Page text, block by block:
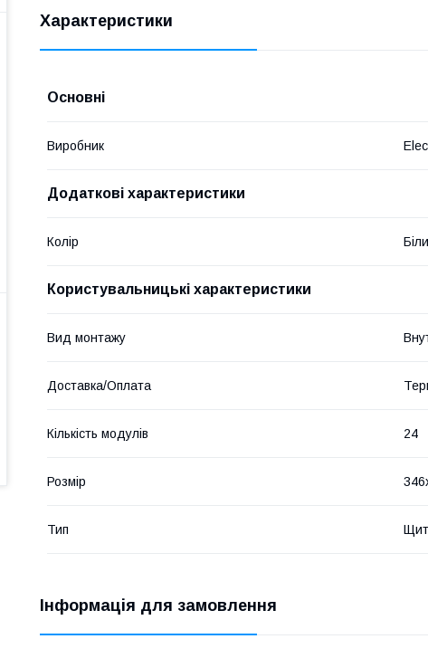
Характеристики
Основні
Виробник
Додаткові характеристики
Колір
Користувальницькі характеристики
Вид монтажу
Доставка/Оплата
Кількість модулів 24
Розмір
Тип Щит
Інформація для замовлення